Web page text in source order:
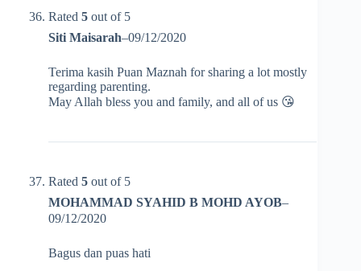
Rated 5 out of 5
Siti Maisarah–09/12/2020
Terima kasih Puan Maznah for sharing a lot mostly
regarding parenting.
May Allah bless you and family, and all of us 😘
Rated 5 out of 5
MOHAMMAD SYAHID B MOHD AYOB–
09/12/2020
Bagus dan puas hati